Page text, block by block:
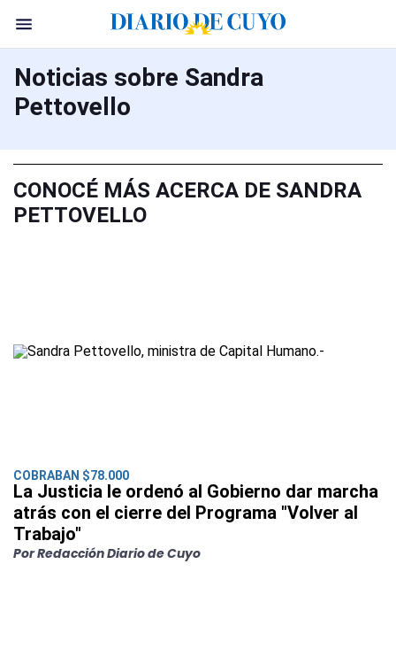
Noticias sobre Sandra
Pettovello
CONOCÉ MÁS ACERCA DE SANDRA
PETTOVELLO
COBRABAN $78.000
La Justicia le ordenó al Gobierno dar marcha
atrás con el cierre del Programa "Volver al
Trabajo"
Por Redacción Diario de Cuyo